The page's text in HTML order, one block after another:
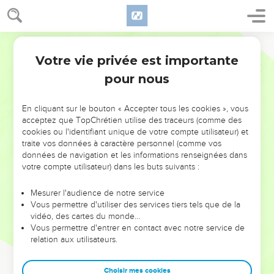
NE MANQUEZ PAS L’ÉVÉNEMENT
DE L’ANNÉE !
ET SI LEURS ERREURS POUVAIENT VOUS ÉVITER LES
VOTRES ?
leur foi ou leur vision. Mais on voit moins les doutes, les erreurs
et les saisons difficiles qu'ils ont traversés, alors même que ce
sont elles qui les ont façonnés.
Dans cette conférence, leaders, entrepreneurs, et responsables
clés pour avancer avec plus de sagesse afin que leurs erreurs
Votre vie privée est importante
pour nous
En cliquant sur le bouton « Accepter tous les cookies », vous
acceptez que TopChrétien utilise des traceurs (comme des
cookies ou l'identifiant unique de votre compte utilisateur) et
traite vos données à caractère personnel (comme vos
données de navigation et les informations renseignées dans
votre compte utilisateur) dans les buts suivants :
Mesurer l'audience de notre service
Vous permettre d'utiliser des services tiers tels que de la
vidéo, des cartes du monde…
Vous permettre d'entrer en contact avec notre service de
relation aux utilisateurs.
Choisir mes cookies